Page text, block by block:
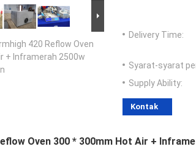
420 Reflow Oven
+ Inframerah 2500w
Delivery Time:
Syarat-syarat
Supply Ability:
Kontak
Oven 300 * 300mm Hot Air +